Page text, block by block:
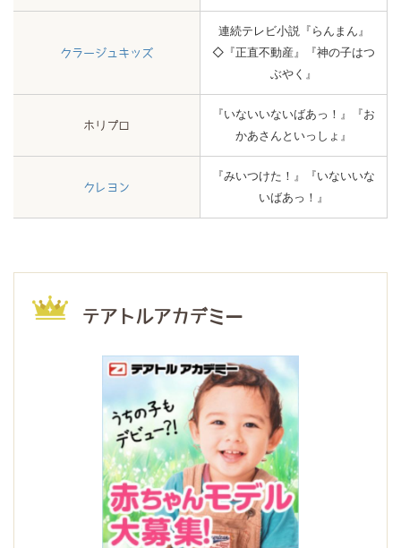
クラージュキッズ
連続テレビ小説『らんまん』
◇『正直不動産』『神の子はつ
ぶやく』
ホリプロ
『いないいないばあっ！』『お
かあさんといっしょ』
クレヨン
『みいつけた！』『いないいな
いばあっ！』
テアトルアカデミー